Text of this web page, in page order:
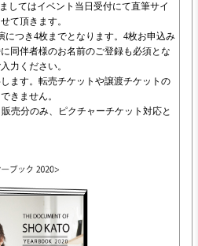
してはイベント当日受付にて直筆サイ
て頂きます。
つき4枚までとなります。4枚お申込み
同伴者様のお名前のご登録も必須とな
力ください。
ます。転売チケットや譲渡チケットの
きません。
売分のみ、ピクチャーチケット対応と